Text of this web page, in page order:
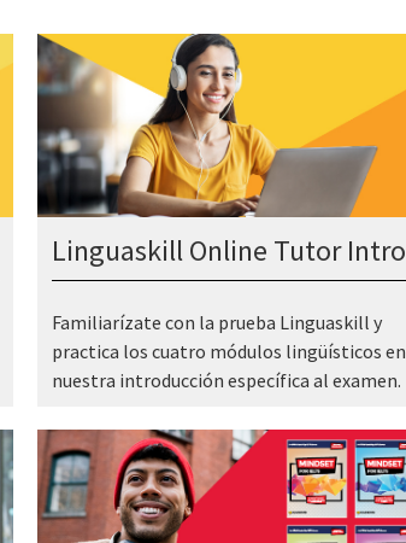
Linguaskill Online Tutor Intro
Familiarízate con la prueba Linguaskill y
practica los cuatro módulos lingüísticos en
nuestra introducción específica al examen.